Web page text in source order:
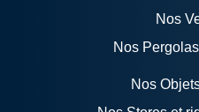
Nos
Nos
Nos